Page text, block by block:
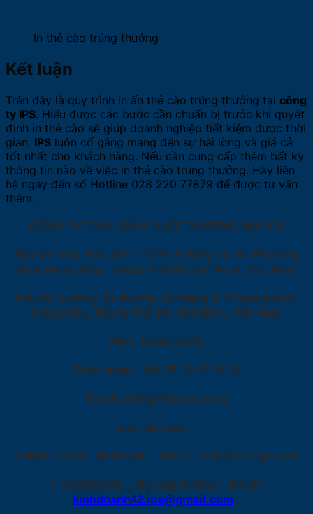
In thẻ cào trúng thưởng
Kết luận
Trên đây là quy trình in ấn thẻ cào trúng thưởng tại công
ty IPS. Hiểu được các bước cần chuẩn bị trước khi quyết
định in thẻ cào sẽ giúp doanh nghiệp tiết kiệm được thời
gian. IPS luôn cố gắng mang đến sự hài lòng và giá cả
tốt nhất cho khách hàng. Nếu cần cung cấp thêm bất kỳ
thông tin nào về việc in thẻ cào trúng thưởng. Hãy liên
hệ ngay đến số Hotline 028 220 77879 để được tư vấn
thêm.
CÔNG TY TNHH SẢN XUẤT THƯƠNG MẠI IPS
Địa chỉ xuất hóa đơn : 16/20 Đường số 16, Phường
Bình Hưng Hòa, Thành Phố Hồ Chí Minh, Việt Nam
Địa chỉ Xưởng: 51 đường 26 tháng 3, Phường Bình
Hưng Hòa, Thành Phố Hồ Chí Minh, Việt Nam
MST: 0316719591
Điện thoại : +84 28 22 07 78 79
Email : info@vinaips.com
Liên hệ Zalo :
+ 0932114242 - MrKhanh - Email : info@vinaips.com
+ 0939420066 - Ms Quỳnh Như - Email:
kinhdoanh42.ips@gmail.com .